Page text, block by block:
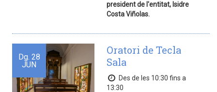
president de l'entitat, Isidre
Costa Viñolas.
Dg. 28
JUN
Oratori de Tecla
Sala
Des de les 10:30 fins a
13:30